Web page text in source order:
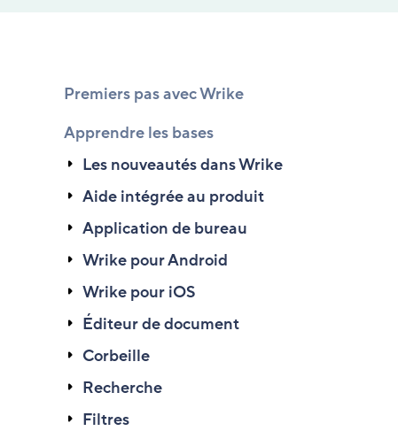
Premiers pas avec Wrike
Apprendre les bases
Les nouveautés dans Wrike
Aide intégrée au produit
Application de bureau
Wrike pour Android
Wrike pour iOS
Éditeur de document
Corbeille
Recherche
Filtres